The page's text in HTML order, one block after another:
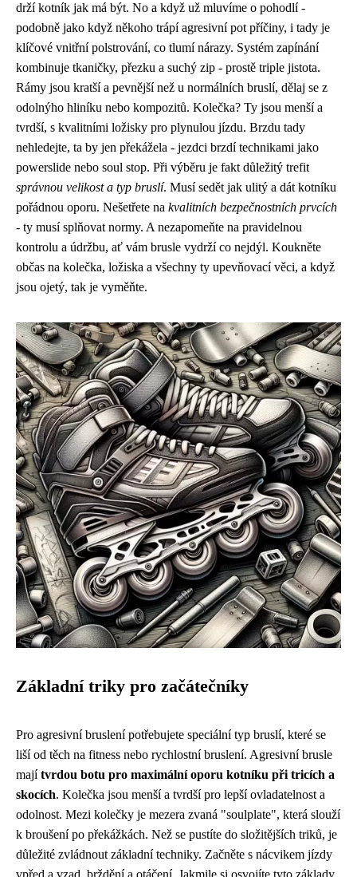
drží kotník jak má být. No a když už mluvíme o pohodlí -
podobně jako když někoho trápí agresivní pot příčiny, i tady je
klíčové vnitřní polstrování, co tlumí nárazy. Systém zapínání
kombinuje tkaničky, přezku a suchý zip - prostě triple jistota.
Rámy jsou kratší a pevnější než u normálních bruslí, dělaj se z
odolnýho hliníku nebo kompozitů. Kolečka? Ty jsou menší a
tvrdší, s kvalitními ložisky pro plynulou jízdu. Brzdu tady
nehledejte, ta by jen překážela - jezdci brzdí technikami jako
powerslide nebo soul stop. Při výběru je fakt důležitý trefit
správnou velikost a typ bruslí. Musí sedět jak ulitý a dát kotníku
pořádnou oporu. Nešetřete na kvalitních bezpečnostních prvcích
- ty musí splňovat normy. A nezapomeňte na pravidelnou
kontrolu a údržbu, ať vám brusle vydrží co nejdýl. Koukněte
občas na kolečka, ložiska a všechny ty upevňovací věci, a když
jsou ojetý, tak je vyměňte.
Základní triky pro začátečníky
Pro agresivní bruslení potřebujete speciální typ bruslí, které se
liší od těch na fitness nebo rychlostní bruslení. Agresivní brusle
majítvrdou botu pro maximální oporu kotníku při tricích a
skocích. Kolečka jsou menší a tvrdší pro lepší ovladatelnost a
odolnost. Mezi kolečky je mezera zvaná "soulplate", která slouží
k broušení po překážkách. Než se pustíte do složitějších triků, je
důležité zvládnout základní techniky. Začněte s nácvikem jízdy
vpřed a vzad, brždění a otáčení. Jakmile si osvojíte tyto základy,